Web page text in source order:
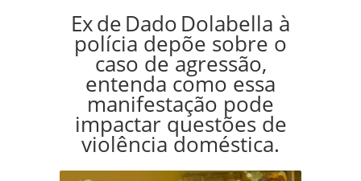
Ex de Dado Dolabella à
polícia depõe sobre o
caso de agressão,
entenda como essa
manifestação pode
impactar questões de
violência doméstica.